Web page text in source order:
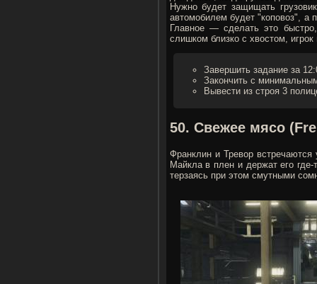
Нужно будет защищать
автомобилем будет "коповоз",
Главное — сделать это
слишком близко с хвостом, игрок
Завершить задание за
Закончить с
Вывести из строя 3
50. Свежее мясо
Франклин и Тревор встречаются
Майкла в плен и держат его
терзаясь при этом смутными